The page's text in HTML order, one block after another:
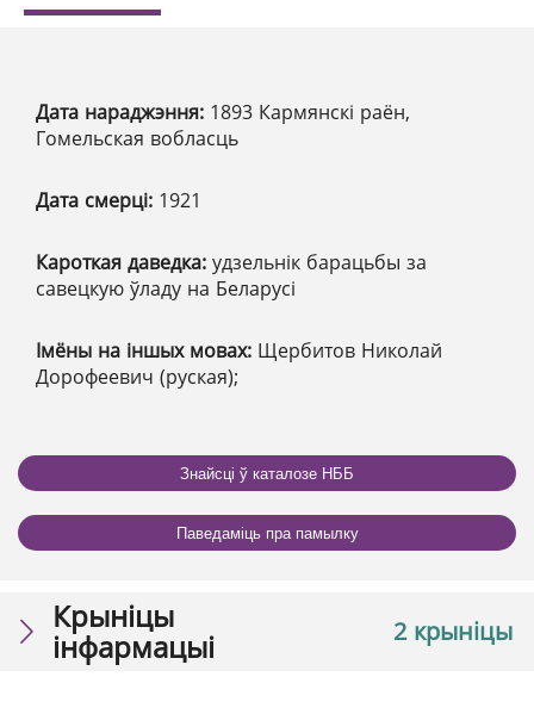
Дата нараджэння: 1893 Кармянскі раён,
Гомельская вобласць
Дата смерці: 1921
Кароткая даведка: удзельнік барацьбы за
савецкую ўладу на Беларусі
Імёны на іншых мовах: Щербитов Николай
Дорофеевич (руская);
Знайсці ў каталозе НББ
Паведаміць пра памылку
2 крыніцы
Крыніцы
інфармацыі